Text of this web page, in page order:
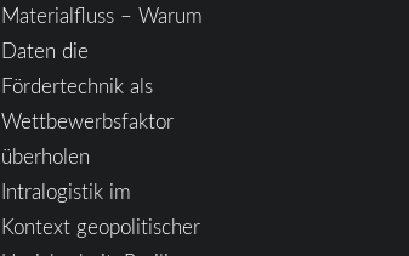
Materialfluss – Warum
Daten die
Fördertechnik als
Wettbewerbsfaktor
überholen
Intralogistik im
Kontext geopolitischer